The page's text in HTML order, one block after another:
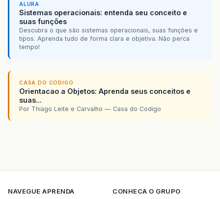
ALURA
Sistemas operacionais: entenda seu conceito e
suas funções
Descubra o que são sistemas operacionais, suas funções e
tipos. Aprenda tudo de forma clara e objetiva. Não perca
tempo!
CASA DO CODIGO
Orientacao a Objetos: Aprenda seus conceitos e
suas...
Por Thiago Leite e Carvalho — Casa do Codigo
NAVEGUE APRENDA
CONHECA O GRUPO